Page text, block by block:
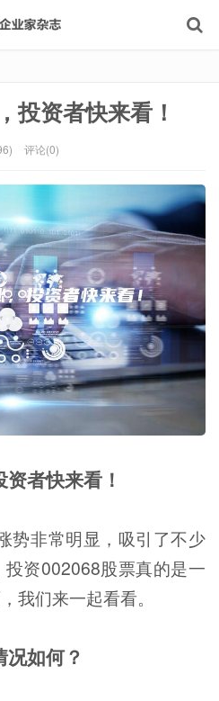
投资者快来看！
评论(0)
者快来看！
势非常明显，吸引了不少
资002068股票真的是一
我们来一起看看。
如何？